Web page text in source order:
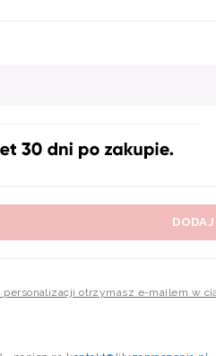
otrzymasz e-mailem w